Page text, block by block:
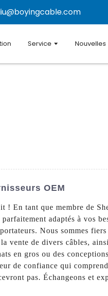
Service Nouvelles
OEM
! En tant que membre de
adaptés à vos
Nous sommes
de divers câbles,
en gros ou des
de confiance qui
pas. Échangeons et